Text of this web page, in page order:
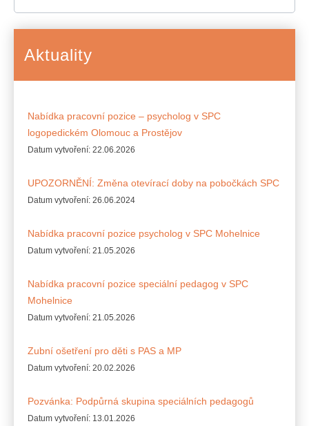
Aktuality
Nabídka pracovní pozice – psycholog v SPC
logopedickém Olomouc a Prostějov
Datum vytvoření: 22.06.2026
UPOZORNĚNÍ: Změna otevírací doby na pobočkách SPC
Datum vytvoření: 26.06.2024
Nabídka pracovní pozice psycholog v SPC Mohelnice
Datum vytvoření: 21.05.2026
Nabídka pracovní pozice speciální pedagog v SPC
Mohelnice
Datum vytvoření: 21.05.2026
Zubní ošetření pro děti s PAS a MP
Datum vytvoření: 20.02.2026
Pozvánka: Podpůrná skupina speciálních pedagogů
Datum vytvoření: 13.01.2026